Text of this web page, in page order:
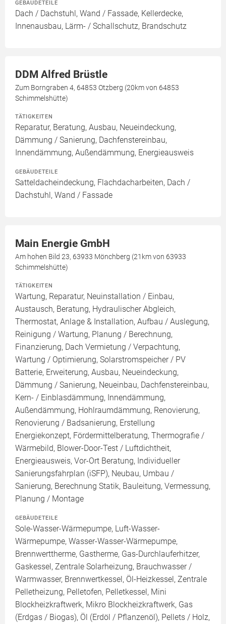
GEBÄUDETEILE
Dach / Dachstuhl, Wand / Fassade, Kellerdecke,
Innenausbau, Lärm- / Schallschutz, Brandschutz
DDM Alfred Brüstle
Zum Borngraben 4, 64853 Otzberg (20km von 64853
Schimmelshütte)
TÄTIGKEITEN
Reparatur, Beratung, Ausbau, Neueindeckung,
Dämmung / Sanierung, Dachfenstereinbau,
Innendämmung, Außendämmung, Energieausweis
GEBÄUDETEILE
Satteldacheindeckung, Flachdacharbeiten, Dach /
Dachstuhl, Wand / Fassade
Main Energie GmbH
Am hohen Bild 23, 63933 Mönchberg (21km von 63933
Schimmelshütte)
TÄTIGKEITEN
Wartung, Reparatur, Neuinstallation / Einbau,
Austausch, Beratung, Hydraulischer Abgleich,
Thermostat, Anlage & Installation, Aufbau / Auslegung,
Reinigung / Wartung, Planung / Berechnung,
Finanzierung, Dach Vermietung / Verpachtung,
Wartung / Optimierung, Solarstromspeicher / PV
Batterie, Erweiterung, Ausbau, Neueindeckung,
Dämmung / Sanierung, Neueinbau, Dachfenstereinbau,
Kern- / Einblasdämmung, Innendämmung,
Außendämmung, Hohlraumdämmung, Renovierung,
Renovierung / Badsanierung, Erstellung
Energiekonzept, Fördermittelberatung, Thermografie /
Wärmebild, Blower-Door-Test / Luftdichtheit,
Energieausweis, Vor-Ort Beratung, Individueller
Sanierungsfahrplan (iSFP), Neubau, Umbau /
Sanierung, Berechnung Statik, Bauleitung, Vermessung,
Planung / Montage
GEBÄUDETEILE
Sole-Wasser-Wärmepumpe, Luft-Wasser-
Wärmepumpe, Wasser-Wasser-Wärmepumpe,
Brennwerttherme, Gastherme, Gas-Durchlauferhitzer,
Gaskessel, Zentrale Solarheizung, Brauchwasser /
Warmwasser, Brennwertkessel, Öl-Heizkessel, Zentrale
Pelletheizung, Pelletofen, Pelletkessel, Mini
Blockheizkraftwerk, Mikro Blockheizkraftwerk, Gas
(Erdgas / Biogas), Öl (Erdöl / Pflanzenöl), Pellets / Holz,